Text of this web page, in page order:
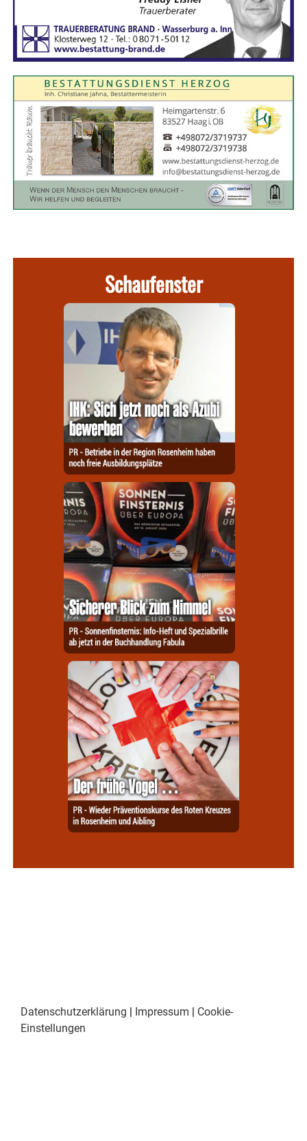
Schaufenster
Datenschutzerklärung | Impressum | Cookie-
Einstellungen